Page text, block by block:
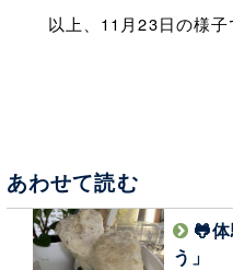
以上、11月23日の様子
あわせて読む
🐸
う」